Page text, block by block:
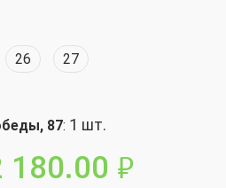
26 27
87: 1 шт.
180.00 руб.